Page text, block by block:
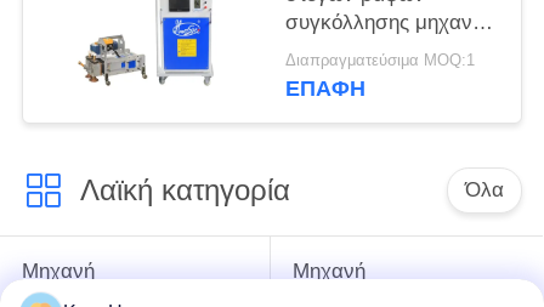
συγκόλλησης μηχανών
ραφών
οξυγονοκολλητής
Διαπραγματεύσιμα MOQ:1
ΕΠΑΦΉ
Λαϊκή κατηγορία Όλα
Μηχανή
συγκόλλησης
Μηχανή